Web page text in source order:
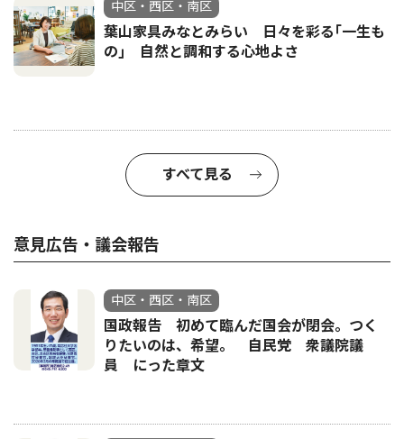
中区・西区・南区
葉山家具みなとみらい 日々を彩る｢一生も
の｣ 自然と調和する心地よさ
すべて見る
意見広告・議会報告
中区・西区・南区
国政報告 初めて臨んだ国会が閉会。つく
りたいのは、希望。 自民党 衆議院議
員 にった章文